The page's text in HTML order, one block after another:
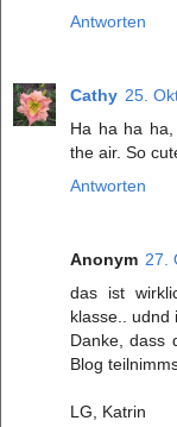
Antworten
Cathy 25.
Ha ha ha
the air. So
Antworten
Anonym 27.
das ist
klasse.. udnd
Danke, dass
Blog
LG, Katrin